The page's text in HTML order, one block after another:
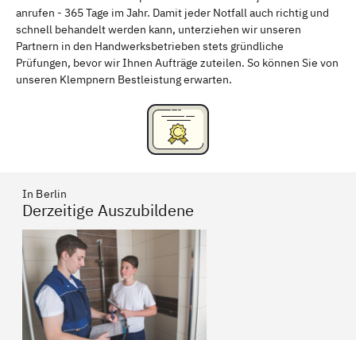
Kaulsdorf Hellersdorf
Altglienicke Semnonenweg
Bohnsdorf
Baumschulenweg
Lichterfelde
Gropiusstadt
Rummelsburg
anrufen - 365 Tage im Jahr. Damit jeder Notfall auch richtig und
schnell behandelt werden kann, unterziehen wir unseren
Partnern in den Handwerksbetrieben stets gründliche
Prüfungen, bevor wir Ihnen Aufträge zuteilen. So können Sie von
unseren Klempnern Bestleistung erwarten.
In Berlin
Derzeitige Auszubildene